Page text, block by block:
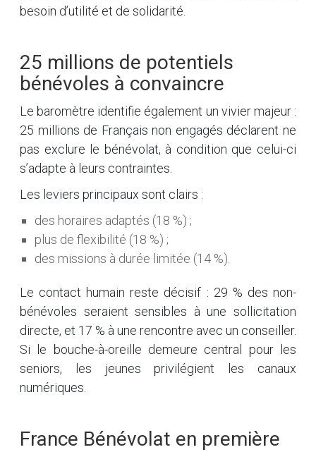
besoin d’utilité et de solidarité.
25 millions de potentiels
bénévoles à convaincre
Le baromètre identifie également un vivier majeur :
25 millions de Français non engagés déclarent ne
pas exclure le bénévolat, à condition que celui-ci
s’adapte à leurs contraintes.
Les leviers principaux sont clairs :
des horaires adaptés (18 %) ;
plus de flexibilité (18 %) ;
des missions à durée limitée (14 %).
Le contact humain reste décisif : 29 % des non-
bénévoles seraient sensibles à une sollicitation
directe, et 17 % à une rencontre avec un conseiller.
Si le bouche-à-oreille demeure central pour les
seniors, les jeunes privilégient les canaux
numériques.
France Bénévolat en première